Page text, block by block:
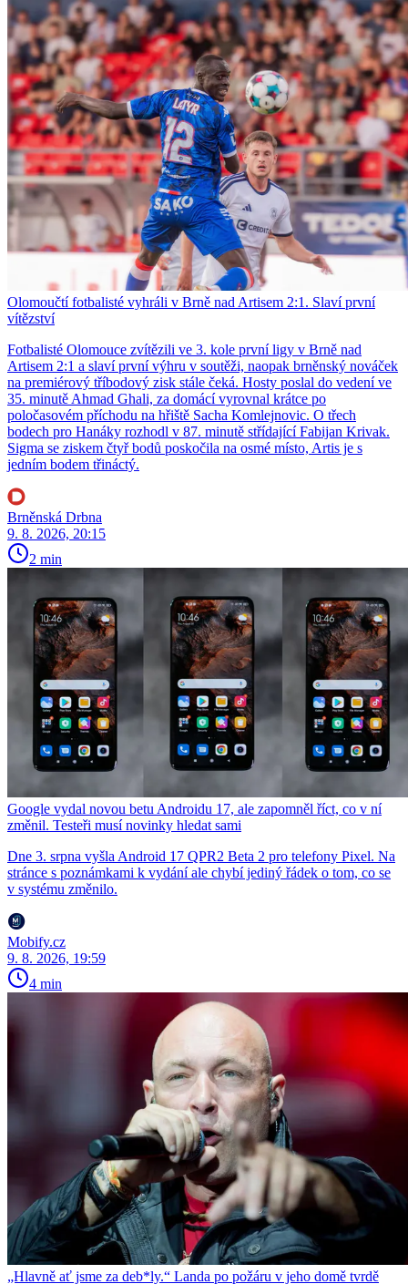
Olomoučtí fotbalisté vyhráli v Brně nad Artisem 2:1. Slaví první
vítězství
Fotbalisté Olomouce zvítězili ve 3. kole první ligy v Brně nad
Artisem 2:1 a slaví první výhru v soutěži, naopak brněnský nováček
na premiérový tříbodový zisk stále čeká. Hosty poslal do vedení ve
35. minutě Ahmad Ghali, za domácí vyrovnal krátce po
poločasovém příchodu na hřiště Sacha Komlejnovic. O třech
bodech pro Hanáky rozhodl v 87. minutě střídající Fabijan Krivak.
Sigma se ziskem čtyř bodů poskočila na osmé místo, Artis je s
jedním bodem třináctý.
Brněnská Drbna
9. 8. 2026, 20:15
2 min
Google vydal novou betu Androidu 17, ale zapomněl říct, co v ní
změnil. Testeři musí novinky hledat sami
Dne 3. srpna vyšla Android 17 QPR2 Beta 2 pro telefony Pixel. Na
stránce s poznámkami k vydání ale chybí jediný řádek o tom, co se
v systému změnilo.
Mobify.cz
9. 8. 2026, 19:59
4 min
„Hlavně ať jsme za deb*ly.“ Landa po požáru v jeho domě tvrdě